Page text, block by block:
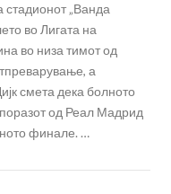
стадионот „Ванда
во Лигата на
во низа тимот од
а
смета дека болното
од Реал Мадрид
финале. …